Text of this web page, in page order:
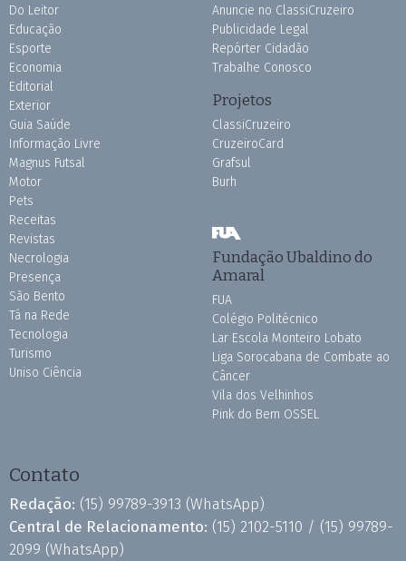
Do Leitor
Educação
Esporte
Economia
Editorial
Exterior
Guia Saúde
Informação Livre
Magnus Futsal
Motor
Pets
Receitas
Revistas
Necrologia
Presença
São Bento
Tá na Rede
Tecnologia
Turismo
Uniso Ciência
Anuncie no ClassiCruzeiro
Publicidade Legal
Repórter Cidadão
Trabalhe Conosco
Projetos
ClassiCruzeiro
CruzeiroCard
Grafsul
Burh
Fundação Ubaldino do
Amaral
FUA
Colégio Politécnico
Lar Escola Monteiro Lobato
Liga Sorocabana de Combate ao
Câncer
Vila dos Velhinhos
Pink do Bem OSSEL
Contato
Redação: (15) 99789-3913 (WhatsApp)
Central de Relacionamento: (15) 2102-5110 / (15) 99789-
2099 (WhatsApp)